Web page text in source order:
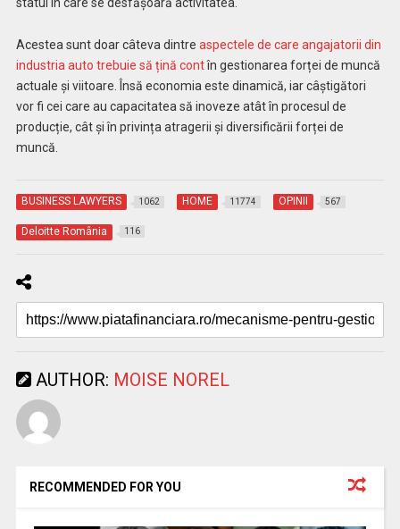
statul în care se desfășoară activitatea.
Acestea sunt doar câteva dintre aspectele de care angajatorii din
industria auto trebuie să țină contîn gestionarea forței de muncă
actuale și viitoare. Însă economia este dinamică, iar câștigători
vor fi cei care au capacitatea să inoveze atât în procesul de
producție, cât și în privința atragerii și diversificării forței de
muncă.
BUSINESS LAWYERS 1062 HOME 11774 OPINII 567
Deloitte România 116
AUTHOR: MOISE NOREL
RECOMMENDED FOR YOU